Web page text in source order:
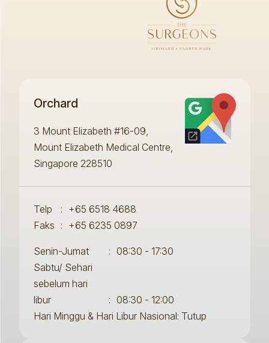
Orchard
3 Mount Elizabeth #16-09,
Mount Elizabeth Medical Centre,
Singapore 228510
Telp : +65 6518 4688
Faks : +65 6235 0897
Senin-Jumat : 08:30 - 17:30
Sabtu/ Sehari
sebelum hari
libur
: 08:30 - 12:00
Hari Minggu & Hari Libur Nasional: Tutup